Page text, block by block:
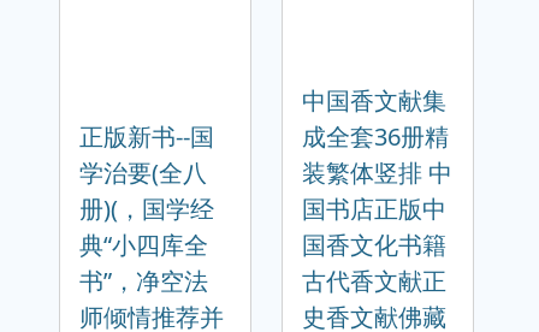
正版新书--国
学治要(全八
册)(，国学经
典“小四库全
书”，净空法
师倾情推荐并
中国香文献集
成全套36册精
装繁体竖排 中
国书店正版中
国香文化书籍
古代香文献正
史香文献佛藏